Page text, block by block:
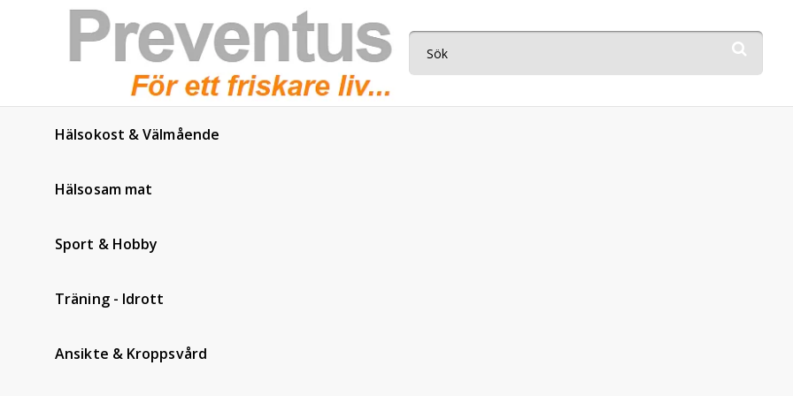
Hälsokost & Välmående
Hälsosam mat
Sport & Hobby
Träning - Idrott
Ansikte & Kroppsvård